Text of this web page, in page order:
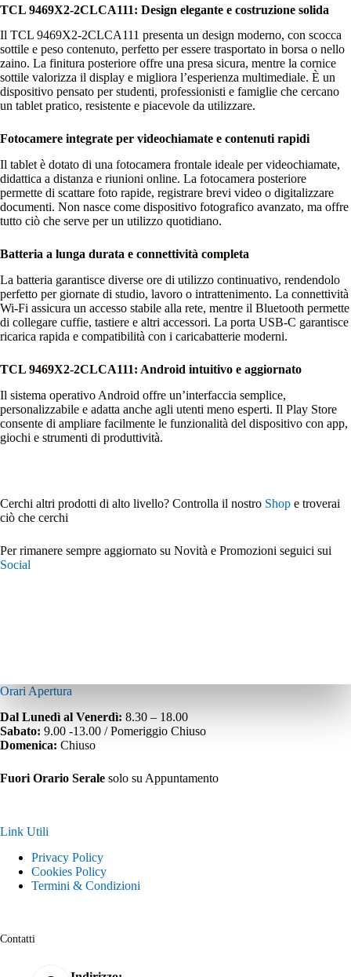
TCL 9469X2‑2CLCA111: Design elegante e costruzione solida
Il TCL 9469X2‑2CLCA111 presenta un design moderno, con scocca
sottile e peso contenuto, perfetto per essere trasportato in borsa o nello
zaino. La finitura posteriore offre una presa sicura, mentre la cornice
sottile valorizza il display e migliora l’esperienza multimediale. È un
dispositivo pensato per studenti, professionisti e famiglie che cercano
un tablet pratico, resistente e piacevole da utilizzare.
Fotocamere integrate per videochiamate e contenuti rapidi
Il tablet è dotato di una fotocamera frontale ideale per videochiamate,
didattica a distanza e riunioni online. La fotocamera posteriore
permette di scattare foto rapide, registrare brevi video o digitalizzare
documenti. Non nasce come dispositivo fotografico avanzato, ma offre
tutto ciò che serve per un utilizzo quotidiano.
Batteria a lunga durata e connettività completa
La batteria garantisce diverse ore di utilizzo continuativo, rendendolo
perfetto per giornate di studio, lavoro o intrattenimento. La connettività
Wi‑Fi assicura un accesso stabile alla rete, mentre il Bluetooth permette
di collegare cuffie, tastiere e altri accessori. La porta USB‑C garantisce
ricarica rapida e compatibilità con i caricabatterie moderni.
TCL 9469X2‑2CLCA111: Android intuitivo e aggiornato
Il sistema operativo Android offre un’interfaccia semplice,
personalizzabile e adatta anche agli utenti meno esperti. Il Play Store
consente di ampliare facilmente le funzionalità del dispositivo con app,
giochi e strumenti di produttività.
Cerchi altri prodotti di alto livello? Controlla il nostro Shop e troverai
ciò che cerchi
Per rimanere sempre aggiornato su Novità e Promozioni seguici sui
Social
Orari Apertura
Dal Lunedì al Venerdì: 8.30 – 18.00
Sabato: 9.00 -13.00 / Pomeriggio Chiuso
Domenica: Chiuso
Fuori Orario Serale solo su Appuntamento
Link Utili
Privacy Policy
Cookies Policy
Termini & Condizioni
Contatti